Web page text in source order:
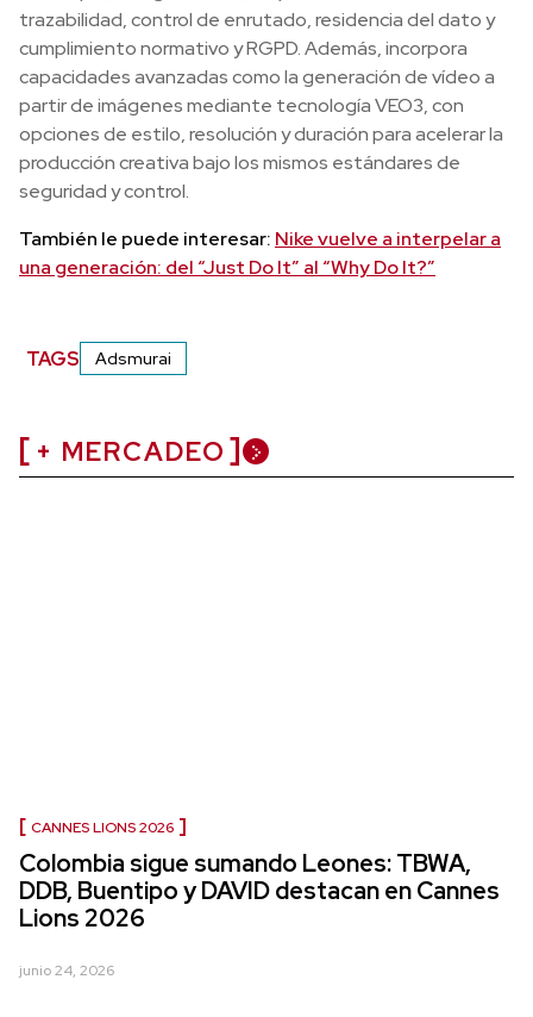
trazabilidad, control de enrutado, residencia del dato y
cumplimiento normativo y RGPD. Además, incorpora
capacidades avanzadas como la generación de vídeo a
partir de imágenes mediante tecnología VEO3, con
opciones de estilo, resolución y duración para acelerar la
producción creativa bajo los mismos estándares de
seguridad y control.
También le puede interesar: Nike vuelve a interpelar a
una generación: del “Just Do It” al “Why Do It?”
TAGS Adsmurai
+ MERCADEO
CANNES LIONS 2026
Colombia sigue sumando Leones: TBWA,
DDB, Buentipo y DAVID destacan en Cannes
Lions 2026
junio 24, 2026